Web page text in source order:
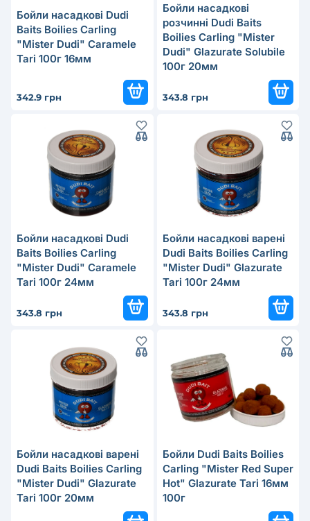
Бойли насадкові Dudi
Baits Boilies Carling
"Mister Dudi" Caramele
Tari 100г 16мм
342.9 грн
Бойли насадкові
розчинні Dudi Baits
Boilies Carling "Mister
Dudi" Glazurate Solubile
100г 20мм
343.8 грн
Бойли насадкові Dudi
Baits Boilies Carling
"Mister Dudi" Caramele
Tari 100г 24мм
343.8 грн
Бойли насадкові варені
Dudi Baits Boilies Carling
"Mister Dudi" Glazurate
Tari 100г 24мм
343.8 грн
Бойли насадкові варені
Dudi Baits Boilies Carling
"Mister Dudi" Glazurate
Tari 100г 20мм
Бойли Dudi Baits Boilies
Carling "Mister Red Super
Hot" Glazurate Tari 16мм
100г